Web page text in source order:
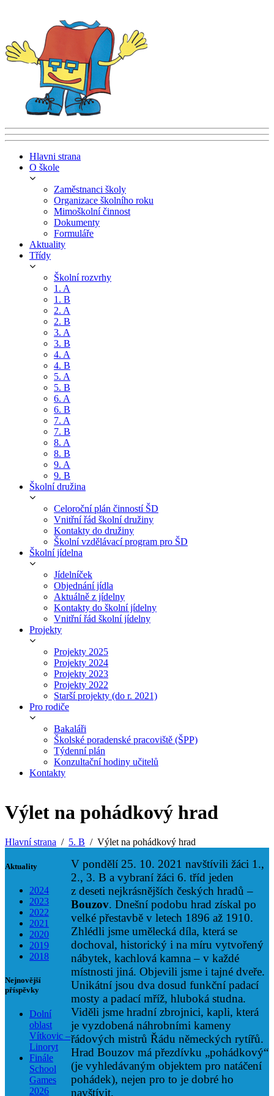
Hlavni strana
O škole
Zaměstnanci školy
Organizace školního roku
Mimoškolní činnost
Dokumenty
Formuláře
Aktuality
Třídy
Školní rozvrhy
1. A
1. B
2. A
2. B
3. A
3. B
4. A
4. B
5. A
5. B
6. A
6. B
7. A
7. B
8. A
8. B
9. A
9. B
Školní družina
Celoroční plán činností ŠD
Vnitřní řád školní družiny
Kontakty do družiny
Školní vzdělávací program pro ŠD
Školní jídelna
Jídelníček
Objednání jídla
Aktuálně z jídelny
Kontakty do školní jídelny
Vnitřní řád školní jídelny
Projekty
Projekty 2025
Projekty 2024
Projekty 2023
Projekty 2022
Starší projekty (do r. 2021)
Pro rodiče
Bakaláři
Školské poradenské pracoviště (ŠPP)
Týdenní plán
Konzultační hodiny učitelů
Kontakty
Výlet na pohádkový hrad
Hlavní strana 5. B Výlet na pohádkový hrad
Aktuality
2024
2023
2022
2021
2020
2019
2018
Nejnovější
příspěvky
Dolní
oblast
Vítkovic –
Linoryt
Finále
School
Games
2026
V pondělí 25. 10. 2021 navštívili žáci 1.,
2., 3. B a vybraní žáci 6. tříd jeden
z deseti nejkrásnějších českých hradů –
Bouzov. Dnešní podobu hrad získal po
velké přestavbě v letech 1896 až 1910.
Zhlédli jsme umělecká díla, která se
dochoval, historický i na míru vytvořený
nábytek, kachlová kamna – v každé
místnosti jiná. Objevili jsme i tajné dveře.
Unikátní jsou dva dosud funkční padací
mosty a padací mříž, hluboká studna.
Viděli jsme hradní zbrojnici, kapli, která
je vyzdobená náhrobními kameny
řádových mistrů Řádu německých rytířů.
Hrad Bouzov má přezdívku „pohádkový“
(je vyhledávaným objektem pro natáčení
pohádek), nejen pro to je dobré ho
navštívit.